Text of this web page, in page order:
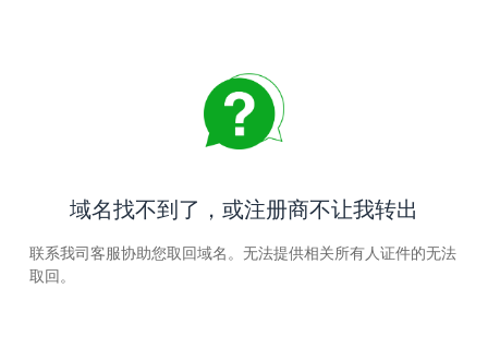
域名找不到了，或注册商不让我转出
联系我司客服协助您取回域名。无法提供相关所有人证件的无法
取回。